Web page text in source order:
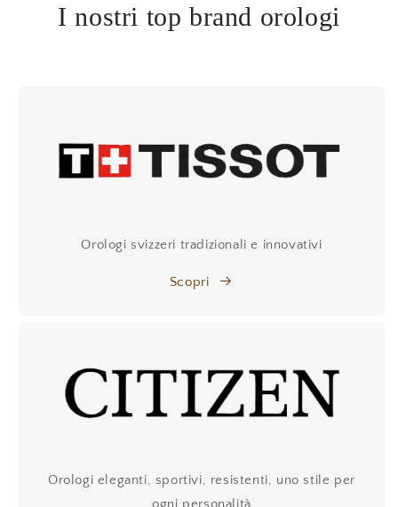
I nostri top brand orologi
Orologi svizzeri tradizionali e innovativi
Scopri
Orologi eleganti, sportivi, resistenti, uno stile per